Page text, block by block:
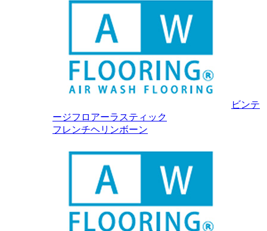
ビンテ
ージフロアーラスティック
フレンチヘリンボーン